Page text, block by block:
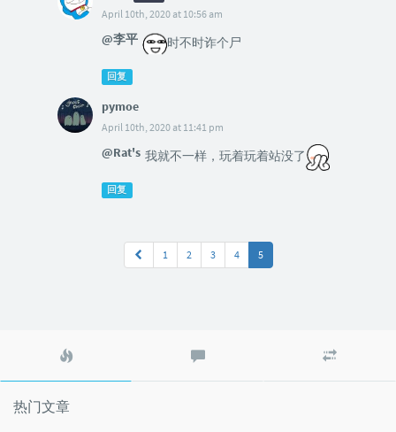
April 10th, 2020 at 10:56 am
@李平 时不时诈个尸
回复
pymoe
April 10th, 2020 at 11:41 pm
@Rat's 我就不一样，玩着玩着站没了
回复
1 2 3 4 5
文
评
文
热门文章